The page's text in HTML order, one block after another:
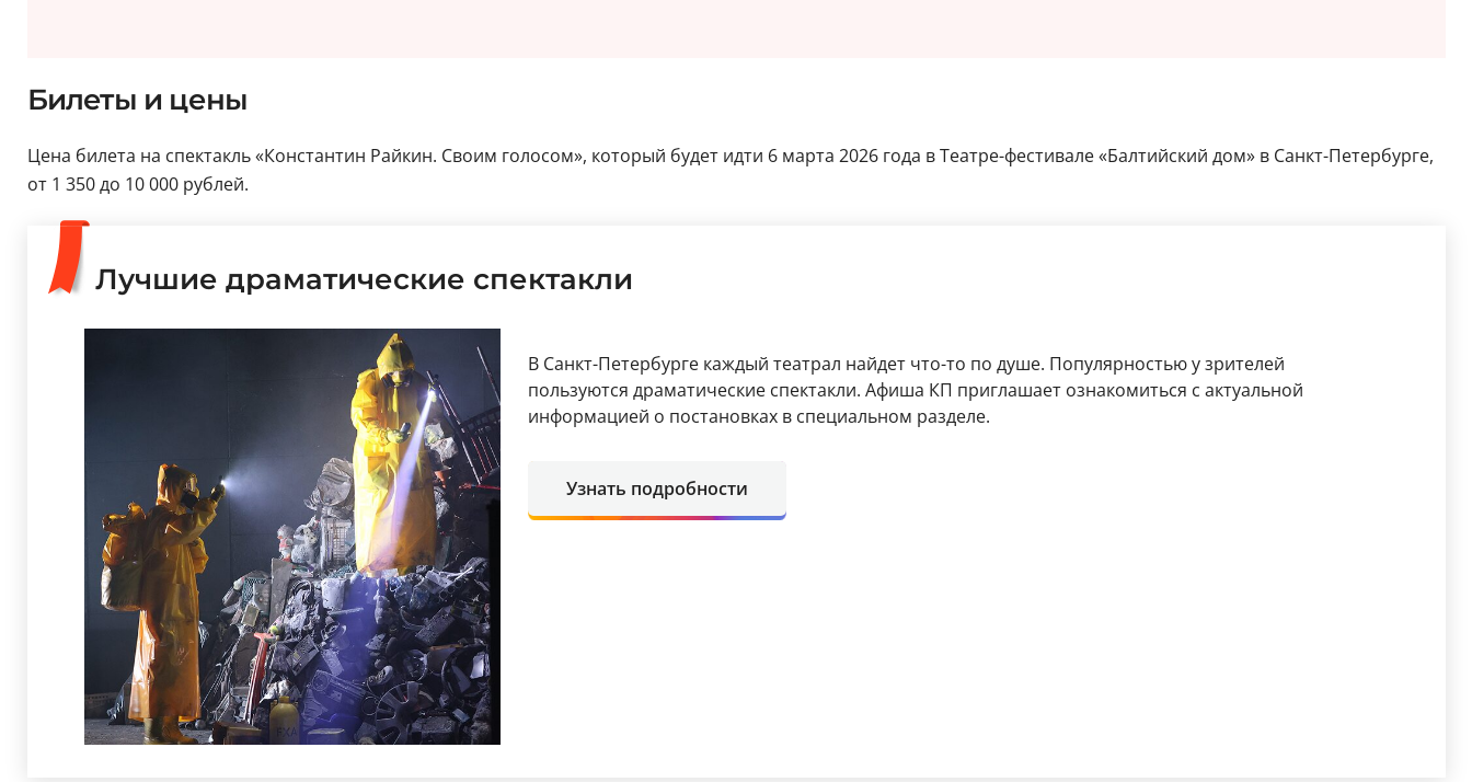
Билеты и цены
Цена билета на спектакль «Константин Райкин. Своим голосом», который будет идти 6 марта 2026 года в Театре-фестивале «Балтийский дом» в Санкт-Петербурге,
от 1 350 до 10 000 рублей.
Лучшие драматические спектакли
В Санкт-Петербурге каждый театрал найдет что-то по душе. Популярностью у зрителей
пользуются драматические спектакли. Афиша КП приглашает ознакомиться с актуальной
информацией о постановках в специальном разделе.
Узнать подробности